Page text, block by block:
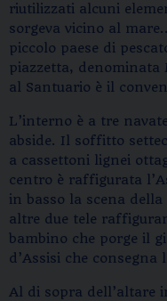
riutilizzati alcuni
sorgeva vicino al
piccolo paese di
piazzetta, denominata
al Santuario è il
L’interno è a tre
abside. Il soffitto
a cassettoni lignei
centro è raffigurata
in basso la scena
altre due tele
bambino che porge il
d’Assisi che consegna
Al di sopra dell’altare